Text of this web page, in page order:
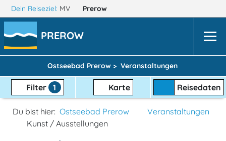
Dein Reiseziel: MV Prerow
PREROW
Ostseebad Prerow > Veranstaltungen
Filter 1 Karte Reisedaten
Du bist hier: Ostseebad Prerow
Veranstaltungen
Kunst / Ausstellungen